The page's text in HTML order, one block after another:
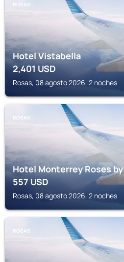
ROSAS
Hotel Vistabella
2,401USD
Rosas, 08 agosto 2026, 2 noches
ROSAS
Hotel Monterrey Roses
557USD
Rosas, 08 agosto 2026, 2 noches
ROSAS